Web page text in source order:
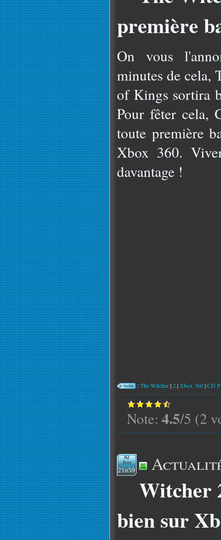
première
On vous
minutes de cela,
of Kings sortira
Pour fêter cela,
toute première
Xbox 360.
davantage !
:The Witcher|2|Xbox 360|CD
Note: 4.5/5 (2
02
Juin
21h59
Witcher
bien sur